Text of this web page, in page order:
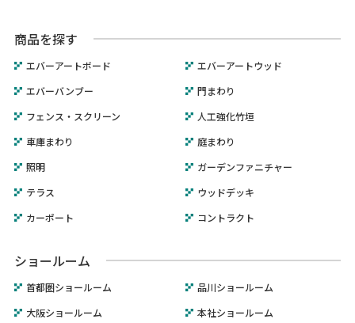
商品を探す
エバーアートボード
エバーアートウッド
エバーバンブー
門まわり
フェンス・スクリーン
人工強化竹垣
車庫まわり
庭まわり
照明
ガーデンファニチャー
テラス
ウッドデッキ
カーポート
コントラクト
ショールーム
首都圏ショールーム
品川ショールーム
大阪ショールーム
本社ショールーム